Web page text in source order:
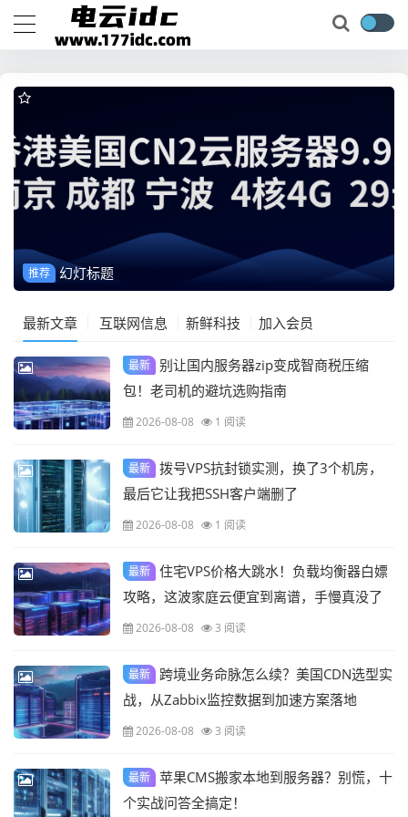
推荐 幻灯标题
最新文章 互联网信息 新鲜科技 加入会员
最新 别让国内服务器zip变成智商税压缩
包！老司机的避坑选购指南
2026-08-08 1 阅读
最新 拨号VPS抗封锁实测，换了3个机房，
最后它让我把SSH客户端删了
2026-08-08 1 阅读
最新 住宅VPS价格大跳水！负载均衡器白嫖
攻略，这波家庭云便宜到离谱，手慢真没了
2026-08-08 3 阅读
最新
跨境业务命脉怎么续？美国CDN选型实
战，从Zabbix监控数据到加速方案落地
2026-08-08 3 阅读
最新 苹果CMS搬家本地到服务器？别慌，十
个实战问答全搞定！